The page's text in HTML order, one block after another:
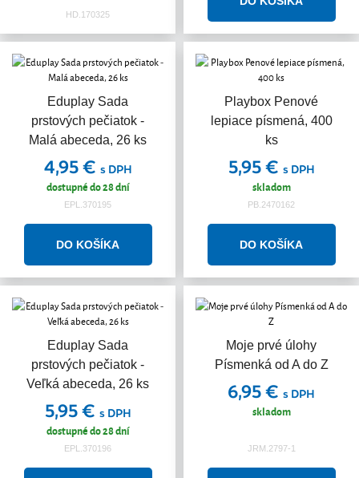
HD.170325
Eduplay Sada
prstových pečiatok -
Malá abeceda, 26 ks
4,95 € s DPH
dostupné do 28 dní
EPL.370195
Playbox Penové
lepiace písmená, 400
ks
5,95 € s DPH
skladom
PB.2470162
Eduplay Sada
prstových pečiatok -
Veľká abeceda, 26 ks
5,95 € s DPH
dostupné do 28 dní
EPL.370196
Moje prvé úlohy
Písmenká od A do Z
6,95 € s DPH
skladom
JRM.2797-1